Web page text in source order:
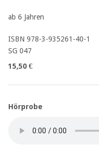
ab 6 Jahren
ISBN 978-3-935261-40-1
SG 047
15,50 €
Hörprobe